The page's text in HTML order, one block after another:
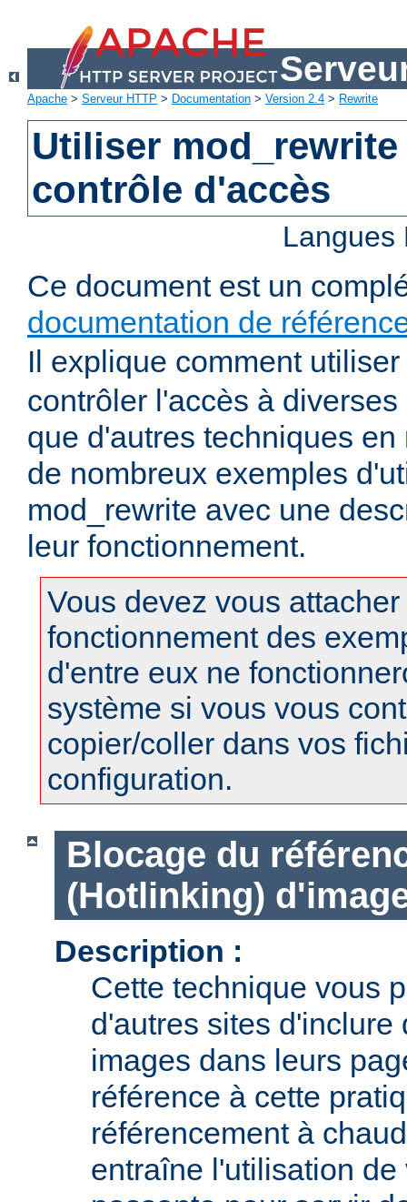
Apache > Serveur HTTP > Documentation > Version 2.4 > Rewrite
Utiliser
contrôle d'accès
Ce document est un
documentation de
Il explique comment utiliser
contrôler l'accès à
que d'autres techniques
de nombreux exemples
mod_rewrite avec une
leur fonctionnement.
Vous devez vous
fonctionnement des
d'entre eux ne
système si vous vous
copier/coller dans vos
configuration.
Blocage du
(Hotlinking)
Description :
Cette technique vous
d'autres sites d'inclure
images dans leurs
référence à cette
référencement à
entraîne l'utilisation de